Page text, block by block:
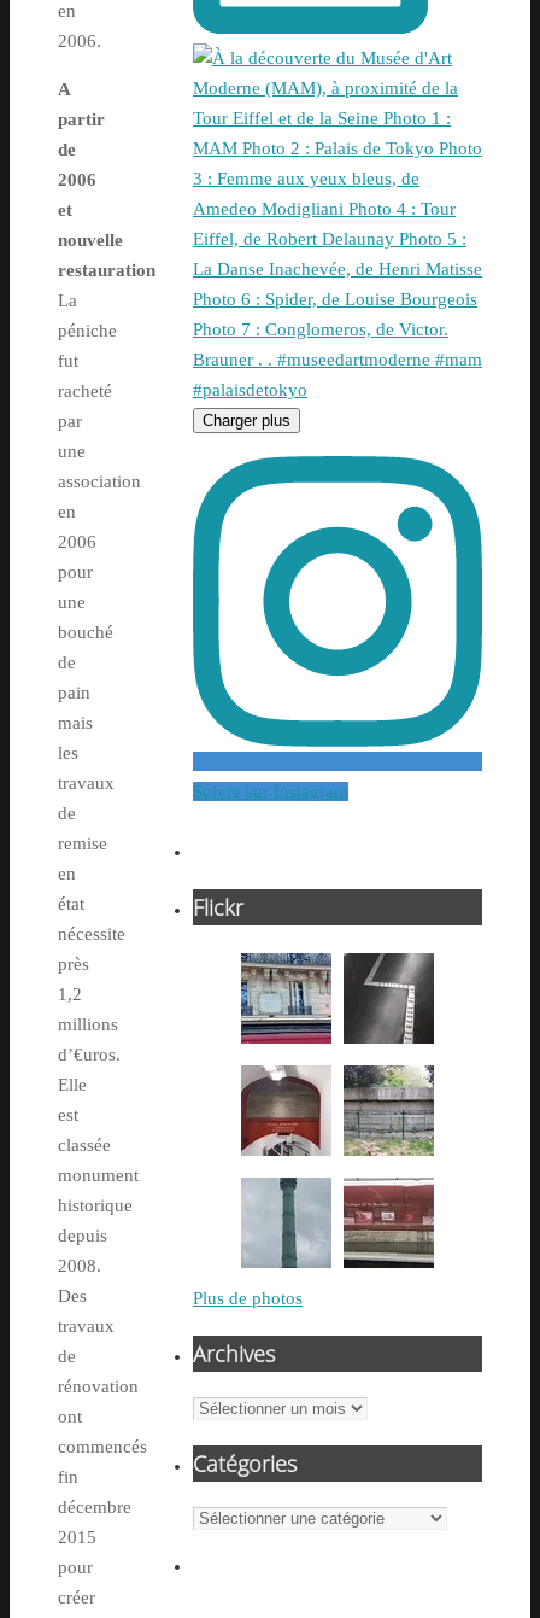
en
2006.
A
partir
de
2006
et
nouvelle
restauration
La
péniche
fut
racheté
par
une
association
en
2006
pour
une
bouché
de
pain
mais
les
travaux
de
remise
en
état
nécessite
près
1,2
millions
d’€uros.
Elle
est
classée
monument
historique
depuis
2008.
Des
travaux
de
rénovation
ont
commencés
fin
décembre
2015
pour
créer
Charger plus
Suivre sur Instagram
Flickr
Plus de photos
Archives
Archives
Catégories
Catégories